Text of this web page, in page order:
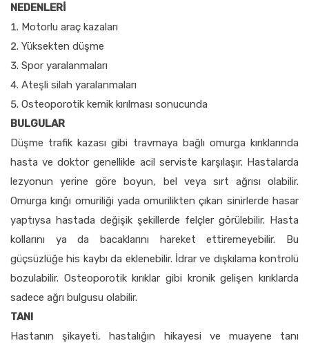
NEDENLERİ
Motorlu araç kazaları
Yüksekten düşme
Spor yaralanmaları
Ateşli silah yaralanmaları
Osteoporotik kemik kırılması sonucunda
BULGULAR
Düşme trafik kazası gibi travmaya bağlı omurga kırıklarında
hasta ve doktor genellikle acil serviste karşılaşır. Hastalarda
lezyonun yerine göre boyun, bel veya sırt ağrısı olabilir.
Omurga kırığı omuriliği yada omurilikten çıkan sinirlerde hasar
yaptıysa hastada değişik şekillerde felçler görülebilir. Hasta
kollarını ya da bacaklarını hareket ettiremeyebilir. Bu
güçsüzlüğe his kaybı da eklenebilir. İdrar ve dışkılama kontrolü
bozulabilir. Osteoporotik kırıklar gibi kronik gelişen kırıklarda
sadece ağrı bulgusu olabilir.
TANI
Hastanın şikayeti, hastalığın hikayesi ve muayene tanı